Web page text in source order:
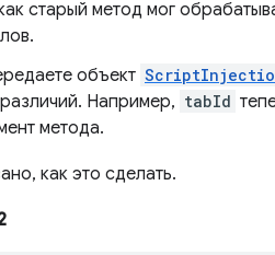
старый метод мог
объект
Например, tabId
метода.
как это сделать.